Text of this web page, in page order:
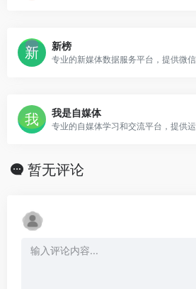
新榜
专业的新媒体数据服务平台，提供微
我是自媒体
专业的自媒体学习和交流平台，提供
暂无评论